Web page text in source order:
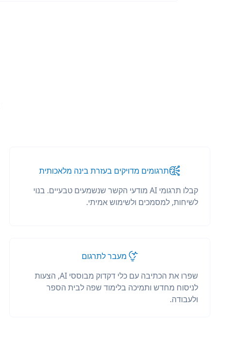
תרגומים מדויקים בעזרת בינה מלאכותית
קבלו תרגומי AI מודעי הקשר שנשמעים טבעיים. בנוי
לשיחות, למסמכים ולשימוש אמיתי.
מעבר לתרגום
שפרו את הכתיבה עם כלי דקדוק מבוססי AI, הצעות
לניסוח מחדש ותמיכה בלימוד שפה לבית הספר
ולעבודה.